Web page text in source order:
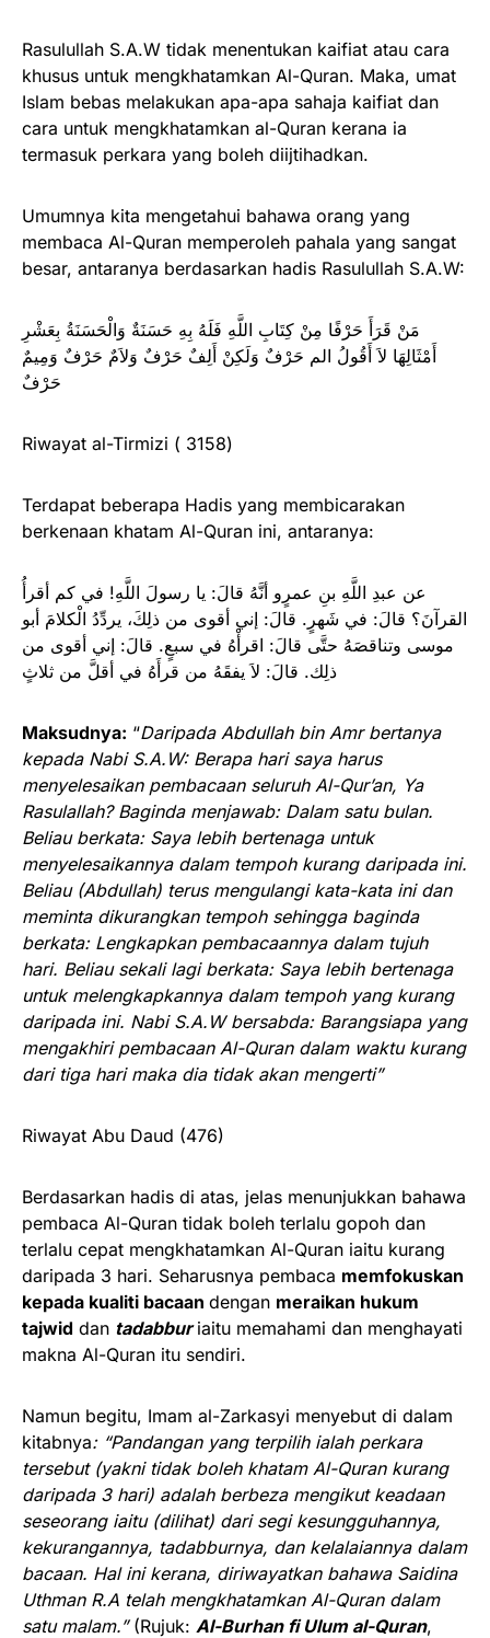
Rasulullah S.A.W tidak menentukan kaifiat atau cara
khusus untuk mengkhatamkan Al-Quran. Maka, umat
Islam bebas melakukan apa-apa sahaja kaifiat dan
cara untuk mengkhatamkan al-Quran kerana ia
termasuk perkara yang boleh diijtihadkan.
Umumnya kita mengetahui bahawa orang yang
membaca Al-Quran memperoleh pahala yang sangat
besar, antaranya berdasarkan hadis Rasulullah S.A.W:
مَنْ قَرَأَ حَرْفًا مِنْ كِتَابِ اللَّهِ فَلَهُ بِهِ حَسَنَةٌ وَالْحَسَنَةُ بِعَشْرِ
أَمْثَالِهَا لاَ أَقُولُ الم حَرْفٌ وَلَكِنْ أَلِفٌ حَرْفٌ وَلاَمٌ حَرْفٌ وَمِيمٌ
حَرْفٌ
Riwayat al-Tirmizi ( 3158)
Terdapat beberapa Hadis yang membicarakan
berkenaan khatam Al-Quran ini, antaranya:
عن عبدِ اللَّهِ بنِ عمرٍو أنَّهُ قالَ: يا رسولَ اللَّهِ! في كم أقرأُ
القرآنَ؟ قالَ: في شَهرٍ. قالَ: إني أقوى من ذلِكَ، يردِّدُ الْكلامَ أبو
موسى وتناقصَهُ حتَّى قالَ: اقرأْهُ في سبعٍ. قالَ: إني أقوى من
ذلِك. قالَ: لاَ يفقَهُ من قرأَهُ في أقلَّ من ثلاثٍ
Maksudnya: “Daripada Abdullah bin Amr bertanya
kepada Nabi S.A.W: Berapa hari saya harus
menyelesaikan pembacaan seluruh Al-Qur’an, Ya
Rasulallah? Baginda menjawab: Dalam satu bulan.
Beliau berkata: Saya lebih bertenaga untuk
menyelesaikannya dalam tempoh kurang daripada ini.
Beliau (Abdullah) terus mengulangi kata-kata ini dan
meminta dikurangkan tempoh sehingga baginda
berkata: Lengkapkan pembacaannya dalam tujuh
hari. Beliau sekali lagi berkata: Saya lebih bertenaga
untuk melengkapkannya dalam tempoh yang kurang
daripada ini. Nabi S.A.W bersabda: Barangsiapa yang
mengakhiri pembacaan Al-Quran dalam waktu kurang
dari tiga hari maka dia tidak akan mengerti”
Riwayat Abu Daud (476)
Berdasarkan hadis di atas, jelas menunjukkan bahawa
pembaca Al-Quran tidak boleh terlalu gopoh dan
terlalu cepat mengkhatamkan Al-Quran iaitu kurang
daripada 3 hari. Seharusnya pembaca memfokuskan
kepada kualiti bacaan dengan meraikan hukum
tajwid dan tadabburiaitu memahami dan menghayati
makna Al-Quran itu sendiri.
Namun begitu, Imam al-Zarkasyi menyebut di dalam
kitabnya: “Pandangan yang terpilih ialah perkara
tersebut (yakni tidak boleh khatam Al-Quran kurang
daripada 3 hari) adalah berbeza mengikut keadaan
seseorang iaitu (dilihat) dari segi kesungguhannya,
kekurangannya, tadabburnya, dan kelalaiannya dalam
bacaan. Hal ini kerana, diriwayatkan bahawa Saidina
Uthman R.A telah mengkhatamkan Al-Quran dalam
satu malam.”(Rujuk: Al-Burhan fi Ulum al-Quran,